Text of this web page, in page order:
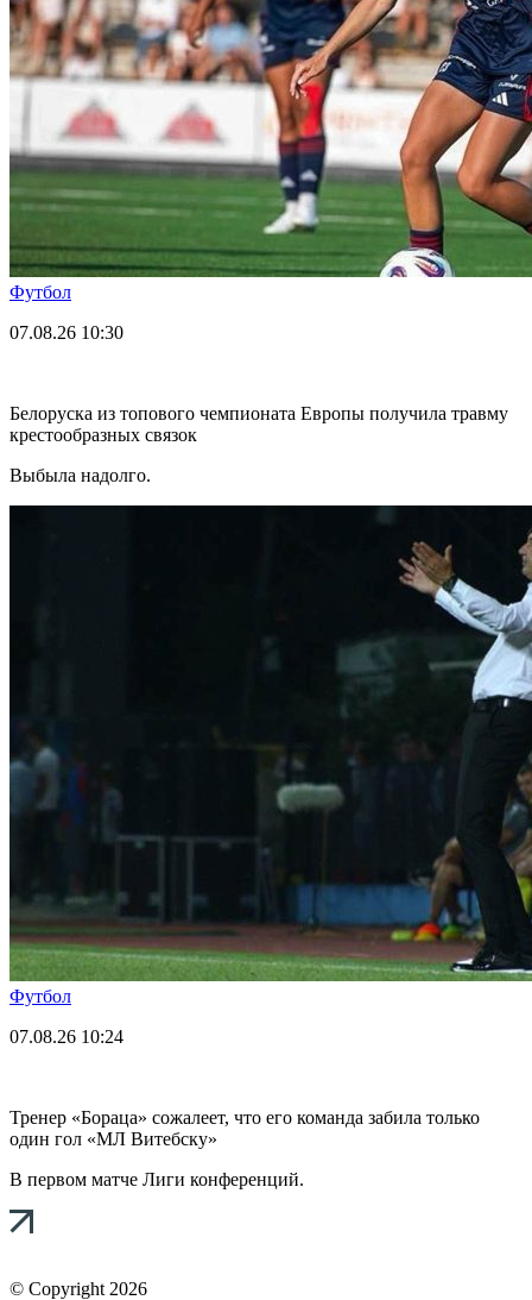
Футбол
07.08.26 10:30
Белоруска из топового чемпионата Европы получила травму
крестообразных связок
Выбыла надолго.
Футбол
07.08.26 10:24
Тренер «Бораца» сожалеет, что его команда забила только
один гол «МЛ Витебску»
В первом матче Лиги конференций.
© Copyright 2026